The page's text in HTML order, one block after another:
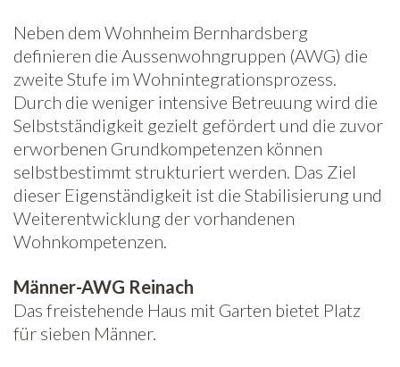
Neben dem Wohnheim Bernhardsberg
definieren die Aussenwohngruppen (AWG) die
zweite Stufe im Wohnintegrationsprozess.
Durch die weniger intensive Betreuung wird die
Selbstständigkeit gezielt gefördert und die zuvor
erworbenen Grundkompetenzen können
selbstbestimmt strukturiert werden. Das Ziel
dieser Eigenständigkeit ist die Stabilisierung und
Weiterentwicklung der vorhandenen
Wohnkompetenzen.
Männer-AWG Reinach
Das freistehende Haus mit Garten bietet Platz
für sieben Männer.